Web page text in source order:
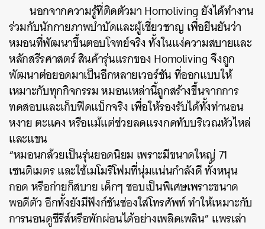
นอกจากความรู้ที่ติดตัวมา Homoliving ยังได้ทำงาน
ร่วมกับนักกายภาพบำบัดและผู้เชี่ยวชาญ เพื่อยืนยันว่า
หมอนที่พัฒนาขึ้นตอบโจทย์จริง ทั้งในแง่ความสบายและ
หลักสรีรศาสตร์ สินค้ารุ่นแรกของ Homoliving จึงถูก
พัฒนาต่อยอดมาเป็นอีกหลายเวอร์ชัน ที่ออกแบบให้
เหมาะกับทุกกิจกรรม หมอนเหล่านี้ถูกสร้างขึ้นจากการ
ทดสอบและเก็บฟีดแบ็กจริง เพื่อให้รองรับได้ทั้งท่านอน
หงาย ตะแคง หรือแม้แต่ช่วยลดแรงกดทับบริเวณหัวไหล่
และแขน
“หมอนกล้วยเป็นรุ่นยอดนิยม เพราะมีขนาดใหญ่ 71
เซนติเมตร และใช้เมโมรีโฟมที่นุ่มแน่นกำลังดี ทั้งหนุน
กอด หรือก่ายก็สบาย เด็กๆ ชอบเป็นพิเศษเพราะขนาด
พอดีตัว อีกทั้งยังมีฟังก์ชันช่องใส่โทรศัพท์ ทำให้เหมาะกับ
การนอนดูซีรีส์หรือพักผ่อนได้อย่างเพลิดเพลิน” แพรเล่า